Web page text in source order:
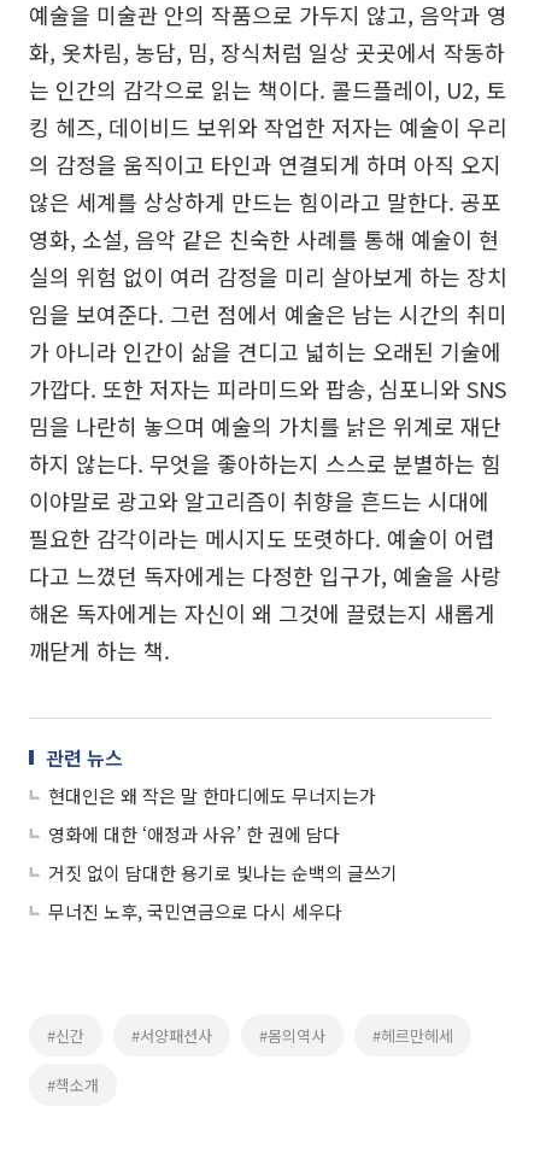
예술을 미술관 안의 작품으로 가두지 않고, 음악과 영
화, 옷차림, 농담, 밈, 장식처럼 일상 곳곳에서 작동하
는 인간의 감각으로 읽는 책이다. 콜드플레이, U2, 토
킹 헤즈, 데이비드 보위와 작업한 저자는 예술이 우리
의 감정을 움직이고 타인과 연결되게 하며 아직 오지
않은 세계를 상상하게 만드는 힘이라고 말한다. 공포
영화, 소설, 음악 같은 친숙한 사례를 통해 예술이 현
실의 위험 없이 여러 감정을 미리 살아보게 하는 장치
임을 보여준다. 그런 점에서 예술은 남는 시간의 취미
가 아니라 인간이 삶을 견디고 넓히는 오래된 기술에
가깝다. 또한 저자는 피라미드와 팝송, 심포니와 SNS
밈을 나란히 놓으며 예술의 가치를 낡은 위계로 재단
하지 않는다. 무엇을 좋아하는지 스스로 분별하는 힘
이야말로 광고와 알고리즘이 취향을 흔드는 시대에
필요한 감각이라는 메시지도 또렷하다. 예술이 어렵
다고 느꼈던 독자에게는 다정한 입구가, 예술을 사랑
해온 독자에게는 자신이 왜 그것에 끌렸는지 새롭게
깨닫게 하는 책.
관련 뉴스
현대인은 왜 작은 말 한마디에도 무너지는가
영화에 대한 ‘애정과 사유’ 한 권에 담다
거짓 없이 담대한 용기로 빛나는 순백의 글쓰기
무너진 노후, 국민연금으로 다시 세우다
#신간 #서양패션사 #몸의역사 #헤르만헤세
#책소개